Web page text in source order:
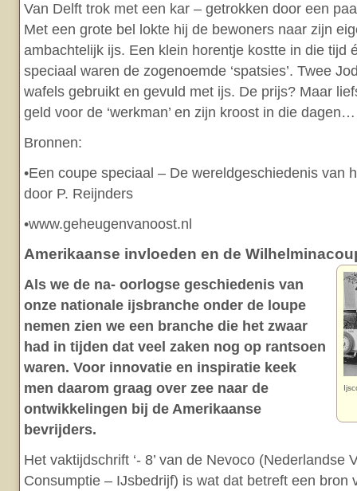
Van Delft trok met een kar – getrokken door een
Met een grote bel lokte hij de bewoners naar zijn
ambachtelijk ijs. Een klein horentje kostte in die tijd
speciaal waren de zogenoemde ‘spatsies’. Twee
wafels gebruikt en gevuld met ijs. De prijs? Maar
geld voor de ‘werkman’ en zijn kroost in die dagen…
Bronnen:
•Een coupe speciaal – De wereldgeschiedenis van
door P. Reijnders
•www.geheugenvanoost.nl
Amerikaanse invloeden en de
Als we de na- oorlogse geschiedenis van
onze nationale ijsbranche onder de loupe
nemen zien we een branche die het zwaar
had in tijden dat veel zaken nog op rantsoen
waren. Voor innovatie en inspiratie keek
men daarom graag over zee naar de
ontwikkelingen bij de Amerikaanse
bevrijders.
Het vaktijdschrift ‘- 8’ van de Nevoco (Nederlandse
Consumptie – IJsbedrijf) is wat dat betreft een bron